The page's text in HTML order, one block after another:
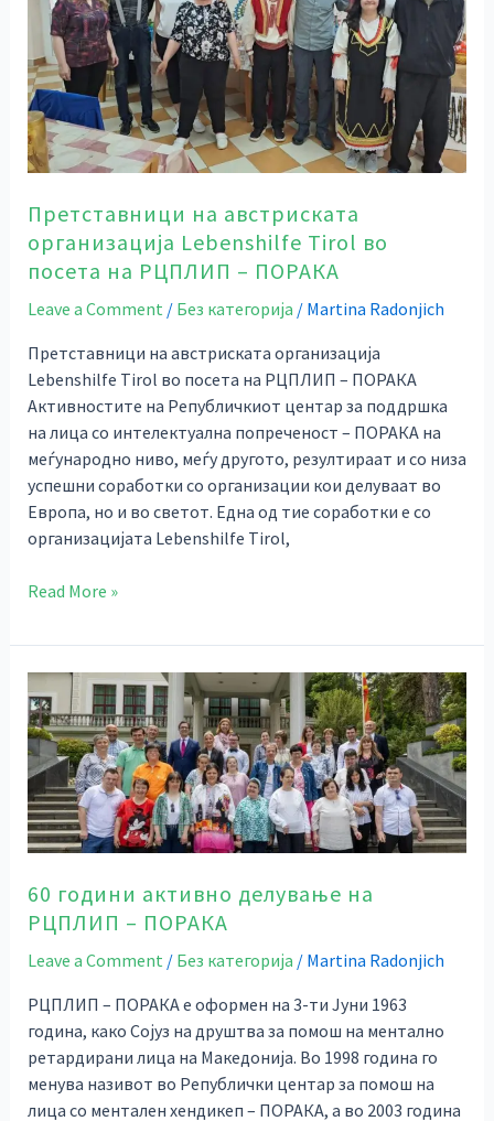
Претставници на австриската
организација Lebenshilfe Tirol во
посета на РЦПЛИП – ПОРАКА
Leave a Comment / Без категорија / Martina Radonjich
Претставници на австриската организација
Lebenshilfe Tirol во посета на РЦПЛИП – ПОРАКА
Активностите на Републичкиот центар за поддршка
на лица со интелектуална попреченост – ПОРАКА на
меѓународно ниво, меѓу другото, резултираат и со низа
успешни соработки со организации кои делуваат во
Европа, но и во светот. Една од тие соработки е со
организацијата Lebenshilfe Tirol,
посета
на
РЦПЛИП
–
ПОРАКА
Read More »
60 години активно делување на
РЦПЛИП – ПОРАКА
Leave a Comment / Без категорија / Martina Radonjich
РЦПЛИП – ПОРАКА е оформен на 3-ти Јуни 1963
година, како Сојуз на друштва за помош на ментално
ретардирани лица на Македонија. Во 1998 година го
менува називот во Републички центар за помош на
лица со ментален хендикеп – ПОРАКА, а во 2003 година
60
години
активно
делување
на
РЦПЛИП
–